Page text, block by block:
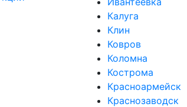
Калуга
Клин
Ковров
Коломна
Кострома
Красноармейск
Краснозаводск